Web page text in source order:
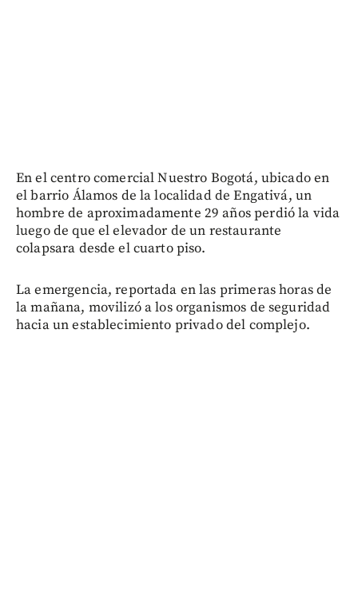
En el centro comercial Nuestro Bogotá, ubicado en
el barrio Álamos de la localidad de Engativá, un
hombre de aproximadamente 29 años perdió la vida
luego de que el elevador de un restaurante
colapsara desde el cuarto piso.
La emergencia, reportada en las primeras horas de
la mañana, movilizó a los organismos de seguridad
hacia un establecimiento privado del complejo.